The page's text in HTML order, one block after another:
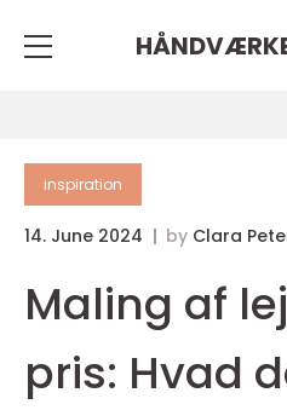
inspiration
14. June 2024 by Clara
Maling af
pris: Hvad